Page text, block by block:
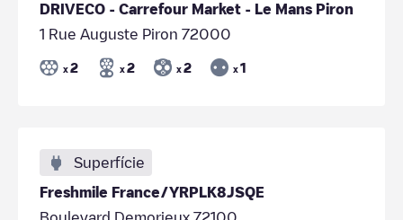
DRIVECO - Carrefour Market - Le Mans Piron
1 Rue Auguste Piron 72000
x 2 x 2 x 2 x 1
Superfície
Freshmile France/YRPLK8JSQE